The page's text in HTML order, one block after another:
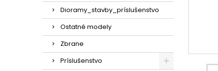
Dioramy_stavby_príslušenstvo
Ostatné modely
Zbrane
Príslušenstvo